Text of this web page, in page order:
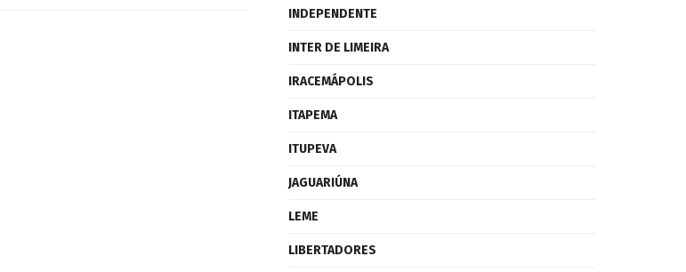
INDEPENDENTE
INTER DE LIMEIRA
IRACEMÁPOLIS
ITAPEMA
ITUPEVA
JAGUARIÚNA
LEME
LIBERTADORES